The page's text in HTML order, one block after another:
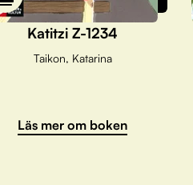
Katitzi Z-1234
Taikon, Katarina
Läs mer om boken